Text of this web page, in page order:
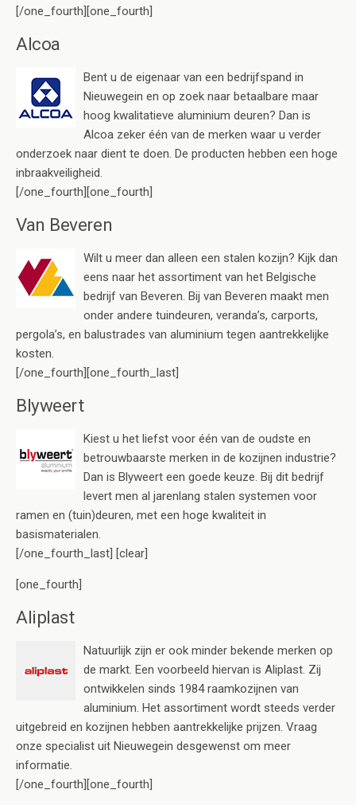
[/one_fourth][one_fourth]
Alcoa
Bent u de eigenaar van een bedrijfspand in
Nieuwegein en op zoek naar betaalbare maar
hoog kwalitatieve aluminium deuren? Dan is
Alcoa zeker één van de merken waar u verder
onderzoek naar dient te doen. De producten hebben een hoge
inbraakveiligheid.
[/one_fourth][one_fourth]
Van Beveren
Wilt u meer dan alleen een stalen kozijn? Kijk dan
eens naar het assortiment van het Belgische
bedrijf van Beveren. Bij van Beveren maakt men
onder andere tuindeuren, veranda’s, carports,
pergola’s, en balustrades van aluminium tegen aantrekkelijke
kosten.
[/one_fourth][one_fourth_last]
Blyweert
Kiest u het liefst voor één van de oudste en
betrouwbaarste merken in de kozijnen industrie?
Dan is Blyweert een goede keuze. Bij dit bedrijf
levert men al jarenlang stalen systemen voor
ramen en (tuin)deuren, met een hoge kwaliteit in
basismaterialen.
[/one_fourth_last] [clear]
[one_fourth]
Aliplast
Natuurlijk zijn er ook minder bekende merken op
de markt. Een voorbeeld hiervan is Aliplast. Zij
ontwikkelen sinds 1984 raamkozijnen van
aluminium. Het assortiment wordt steeds verder
uitgebreid en kozijnen hebben aantrekkelijke prijzen. Vraag
onze specialist uit Nieuwegein desgewenst om meer
informatie.
[/one_fourth][one_fourth]